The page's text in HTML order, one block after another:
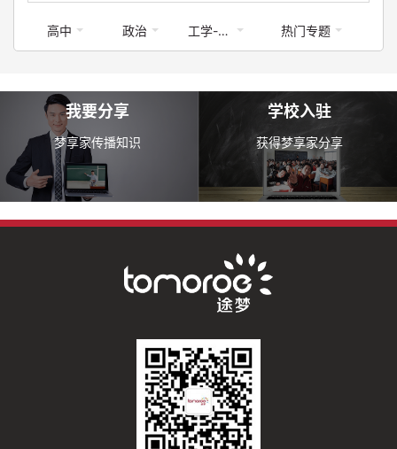
高中 政治 工学-工程类 热门专题
我要分享
梦享家传播知识
学校入驻
获得梦享家分享